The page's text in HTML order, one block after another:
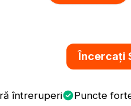
Încercați
întreruperi Puncte